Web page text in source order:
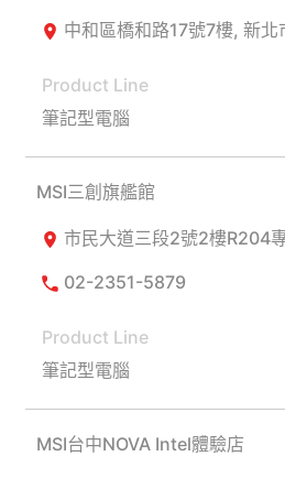
中和區橋和路17號7樓, 新北
筆記型電腦
MSI三創旗艦館
市民大道三段2號2樓R204
02-2351-5879
筆記型電腦
MSI台中NOVA Intel體驗店